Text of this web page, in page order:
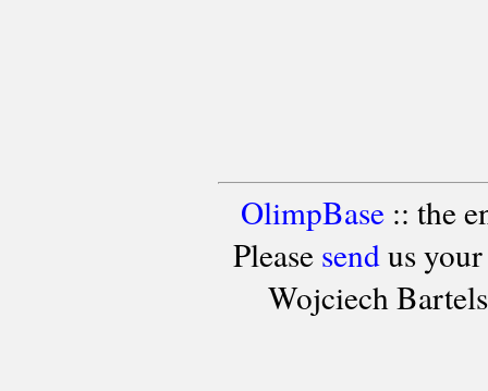
OlimpBase:: the
Please sendus your
Wojciech